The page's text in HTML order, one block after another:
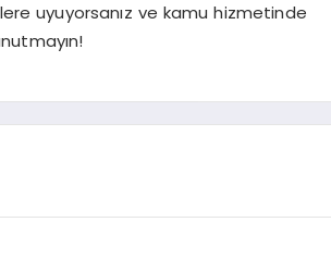
uyuyorsanız ve kamu hizmetinde